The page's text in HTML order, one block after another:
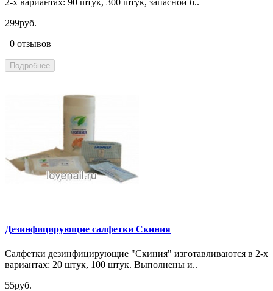
2-х вариантах: 90 штук, 300 штук, запасной б..
299руб.
0 отзывов
Подробнее
Дезинфицирующие салфетки Скиния
Салфетки дезинфицирующие "Скиния" изготавливаются в 2-х
вариантах: 20 штук, 100 штук. Выполнены и..
55руб.